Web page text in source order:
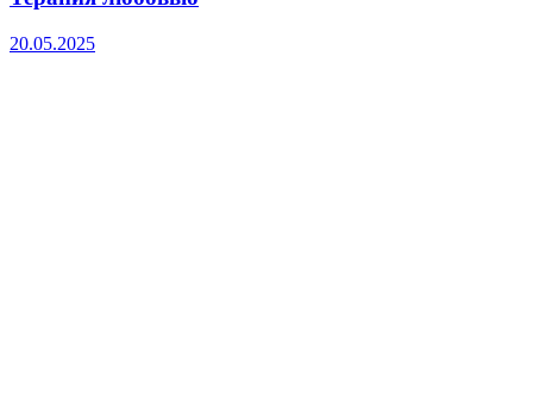
20.05.2025